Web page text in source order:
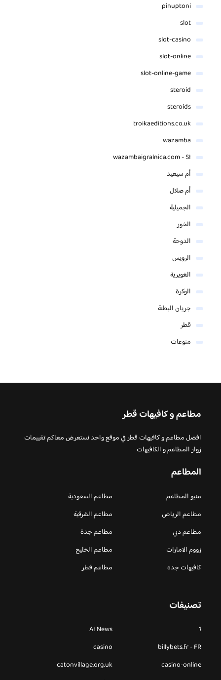
pinuptoni
slot
slot-casino
slot-online
slot-online-game
steroid
steroids
troikaeditions.co.uk
wazamba
wazambaigralnica.com - SI
أم سيعيد
أم صلال
الجميلية
الخور
الدوحة
الرويس
الغويرية
الوكرة
جريان البطنة
قطر
منوعات
مطاعم و كافيهات قطر
افضل مطاعم و كافيهات قطر في موقع واحد نستعرض معاكم تقييمات
زوار المطاعم و الكافيهات
المطاعم
منيو المطاعم
مطاعم السعودية
مطاعم الرياض
مطاعم الشرقية
مطاعم دبي
مطاعم جدة
زووم الامارات
مطاعم الخليج
كافيهات جده
مطاعم قطر
تصنيفات
1
AI News
billybets.fr - FR
casino
casino-online
catonvillage.org.uk